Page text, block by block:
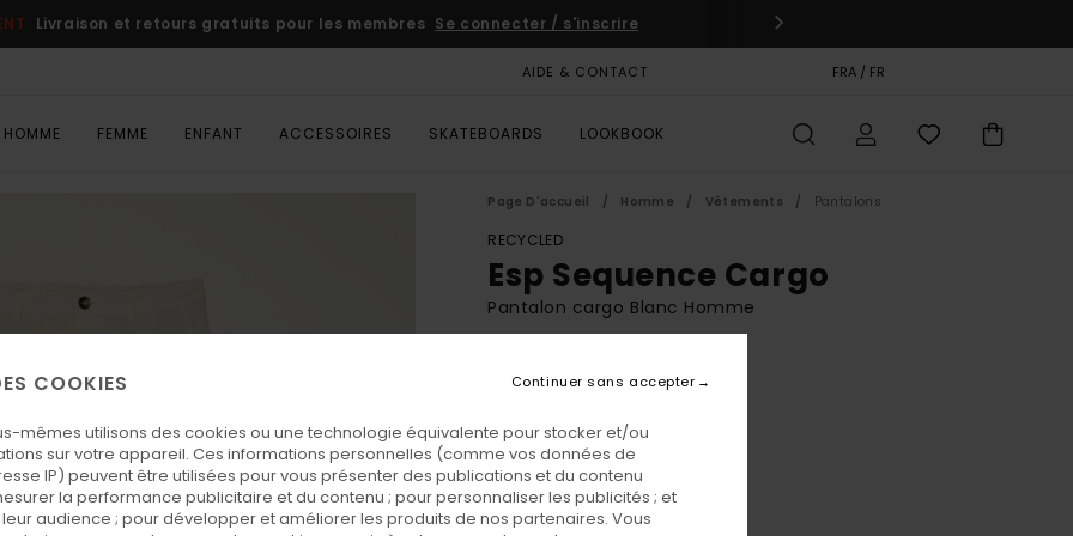
Livraison et retours gratuits pour les membres Se connecter / s'inscrire
AIDE & CONTACT FRA / FR
HOMME FEMME ENFANT ACCESSOIRES SKATEBOARDS LOOKBOOK
Page D'accueil Homme Vêtements Pantalons
RECYCLED
Esp Sequence Cargo
Pantalon cargo Blanc Homme
170,00 €
CouleurAntique White
COOKIES
mêmes utilisons des cookies ou une technologie équivalente pour stocker et/ou
sur votre appareil. Ces informations personnelles (comme vos données de
IP) peuvent être utilisées pour vous présenter des publications et du contenu
la performance publicitaire et du contenu ; pour personnaliser les publicités ; et
audience ; pour développer et améliorer les produits de nos partenaires. Vous
Continuer sans accepter